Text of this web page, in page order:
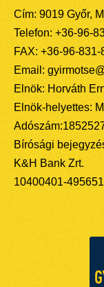
Cím: 9019 Győr,
Telefon: +36-96-
FAX: +36-96-831-
Email:
Elnök: Horváth
Elnök-helyettes:
Bírósági
K&H Bank Zrt.
10400401-